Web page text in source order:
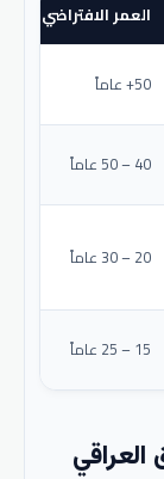
العمر الافتراضي
50+ عاماً
40 – 50 عاماً
20 – 30 عاماً
15 – 25 عاماً
العراقي